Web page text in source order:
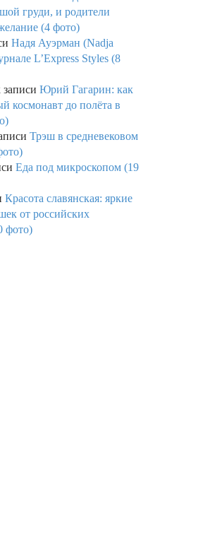
груди, и родители
(4 фото)
Надя Ауэрман (Nadja
L’Express Styles (8
записи Юрий Гагарин: как
космонавт до полёта в
Трэш в средневековом
Еда под микроскопом (19
Красота славянская: яркие
от российских
фото)